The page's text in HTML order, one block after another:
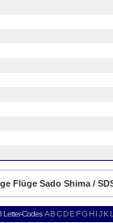
Flüge Sado Shima /
Letter-Codes ABCDEFGH IJKL